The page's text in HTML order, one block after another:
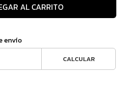
AL CARRITO
envío
CALCULAR